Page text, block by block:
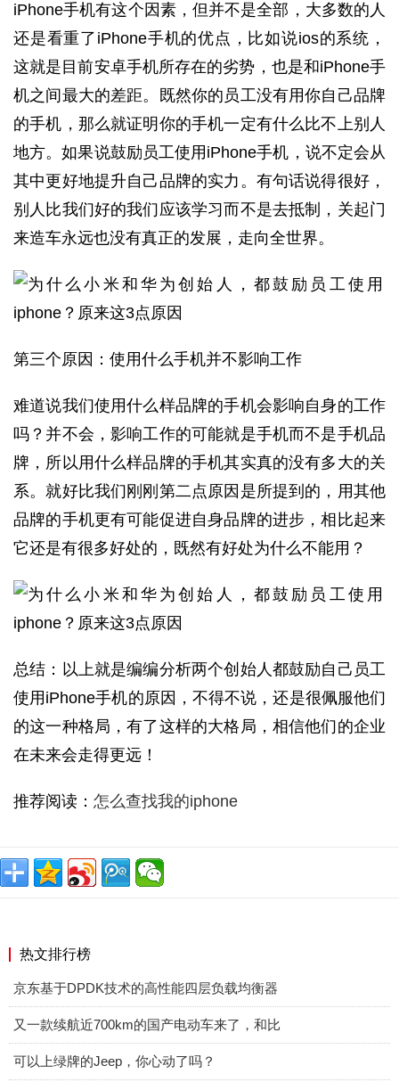
iPhone手机有这个因素，但并不是全部，大多数的人
还是看重了iPhone手机的优点，比如说ios的系统，
这就是目前安卓手机所存在的劣势，也是和iPhone手
机之间最大的差距。既然你的员工没有用你自己品牌
的手机，那么就证明你的手机一定有什么比不上别人
地方。如果说鼓励员工使用iPhone手机，说不定会从
其中更好地提升自己品牌的实力。有句话说得很好，
别人比我们好的我们应该学习而不是去抵制，关起门
来造车永远也没有真正的发展，走向全世界。
第三个原因：使用什么手机并不影响工作
难道说我们使用什么样品牌的手机会影响自身的工作
吗？并不会，影响工作的可能就是手机而不是手机品
牌，所以用什么样品牌的手机其实真的没有多大的关
系。就好比我们刚刚第二点原因是所提到的，用其他
品牌的手机更有可能促进自身品牌的进步，相比起来
它还是有很多好处的，既然有好处为什么不能用？
总结：以上就是编编分析两个创始人都鼓励自己员工
使用iPhone手机的原因，不得不说，还是很佩服他们
的这一种格局，有了这样的大格局，相信他们的企业
在未来会走得更远！
推荐阅读： 怎么查找我的iphone
热文排行榜
京东基于DPDK技术的高性能四层负载均衡器
又一款续航近700km的国产电动车来了，和比
可以上绿牌的Jeep，你心动了吗？